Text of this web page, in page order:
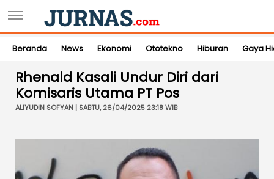
Beranda News Ekonomi Ototekno Hiburan Gaya
Rhenald Kasali Undur Diri dari
Komisaris Utama PT Pos
ALIYUDIN SOFYAN | SABTU, 26/04/2025 23:18 WIB